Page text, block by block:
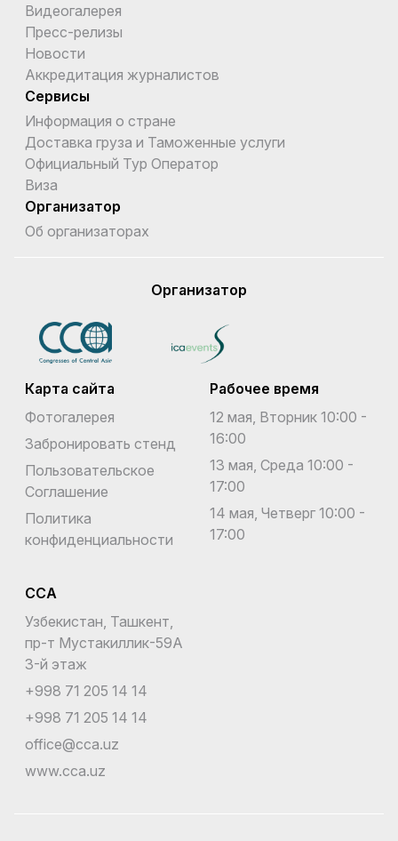
Видеогалерея
Пресс-релизы
Новости
Аккредитация журналистов
Сервисы
Информация о стране
Доставка груза и Таможенные услуги
Официальный Тур Оператор
Виза
Организатор
Об организаторах
Организатор
Карта сайта
Фотогалерея
Забронировать стенд
Пользовательское
Соглашение
Политика
конфиденциальности
Рабочее время
12 мая, Вторник 10:00 -
16:00
13 мая, Среда 10:00 -
17:00
14 мая, Четверг 10:00 -
17:00
CCA
Узбекистан, Ташкент,
пр-т Мустакиллик-59A
3-й этаж
+998 71 205 14 14
+998 71 205 14 14
office@cca.uz
www.cca.uz